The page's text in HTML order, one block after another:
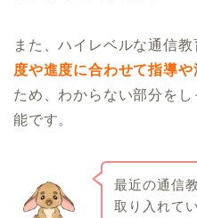
また、ハイレベルな通信教
度や進度に合わせて指導
ため、わからない部分を
能です。
最近の通信
取り入れて